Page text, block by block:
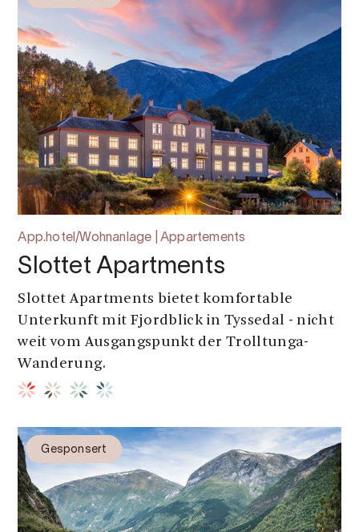
App.hotel/Wohnanlage | Appartements
Slottet Apartments
Slottet Apartments bietet komfortable
Unterkunft mit Fjordblick in Tyssedal - nicht
weit vom Ausgangspunkt der Trolltunga-
Wanderung.
Gesponsert